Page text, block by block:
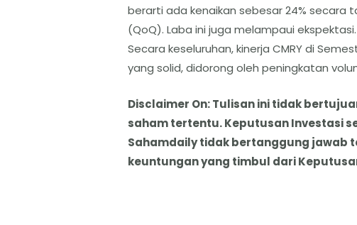
berarti ada kenaikan sebesar 24% secara
(QoQ). Laba ini juga melampaui ekspektasi.
​Secara keseluruhan, kinerja CMRY di
yang solid, didorong oleh peningkatan
Disclaimer On: Tulisan ini tidak
saham tertentu. Keputusan Investasi
Sahamdaily tidak bertanggung jawab
keuntungan yang timbul dari